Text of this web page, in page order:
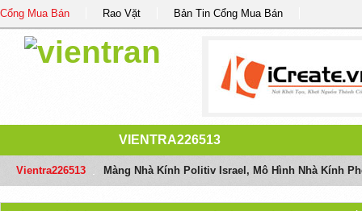
Cổng Mua Bán Rao Vặt Bản Tin Cổng Mua Bán
VIENTRA226513
Vientra226513 Màng Nhà Kính Politiv Israel, Mô Hình Nhà Kính